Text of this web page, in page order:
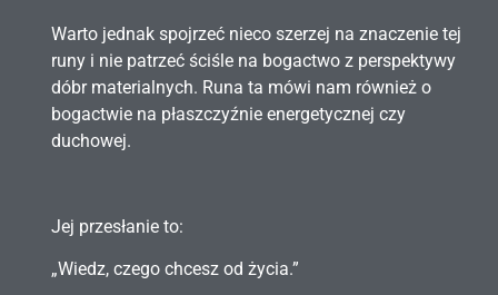
Warto jednak spojrzeć nieco szerzej na znaczenie tej
runy i nie patrzeć ściśle na bogactwo z perspektywy
dóbr materialnych. Runa ta mówi nam również o
bogactwie na płaszczyźnie energetycznej czy
duchowej.
Jej przesłanie to:
„Wiedz, czego chcesz od życia.”